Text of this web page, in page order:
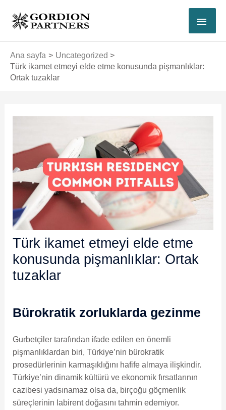
ANA
Ana sayfa
Uncategorized
Türk ikamet etmeyi elde etme konusunda pişmanlıklar:
Ortak tuzaklar
Türk ikamet etmeyi elde etme
konusunda pişmanlıklar: Ortak
tuzaklar
Bürokratik zorluklarda gezinme
Gurbetçiler tarafından ifade edilen en önemli
pişmanlıklardan biri, Türkiye’nin bürokratik
prosedürlerinin karmaşıklığını hafife almaya ilişkindir.
Türkiye’nin dinamik kültürü ve ekonomik fırsatlarının
cazibesi yadsınamaz olsa da, birçoğu göçmenlik
süreçlerinin labirent doğasını tahmin edemiyor.